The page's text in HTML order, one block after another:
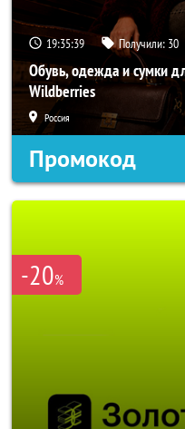
19:35:37 Получили: 30
Обувь, одежда и сумки
Wildberries
Россия
Промокод
-20%